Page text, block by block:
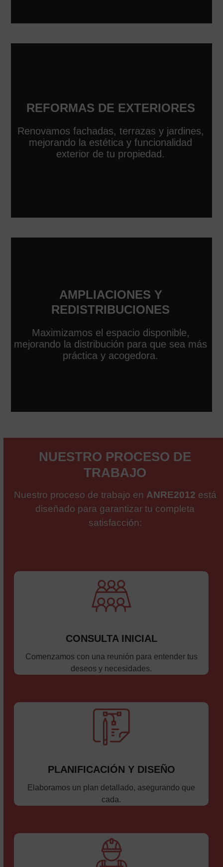
REFORMAS DE EXTERIORES
Renovamos fachadas, terrazas y jardines,
mejorando la estética y funcionalidad
exterior de tu propiedad.
AMPLIACIONES Y
REDISTRIBUCIONES
Maximizamos el espacio disponible,
mejorando la distribución para que sea más
práctica y acogedora.
NUESTRO PROCESO DE
TRABAJO
Nuestro proceso de trabajo en ANRE2012 está
diseñado para garantizar tu completa
satisfacción:
CONSULTA INICIAL
Comenzamos con una reunión para entender tus
deseos y necesidades.
PLANIFICACIÓN Y DISEÑO
Elaboramos un plan detallado, asegurando que
cada.